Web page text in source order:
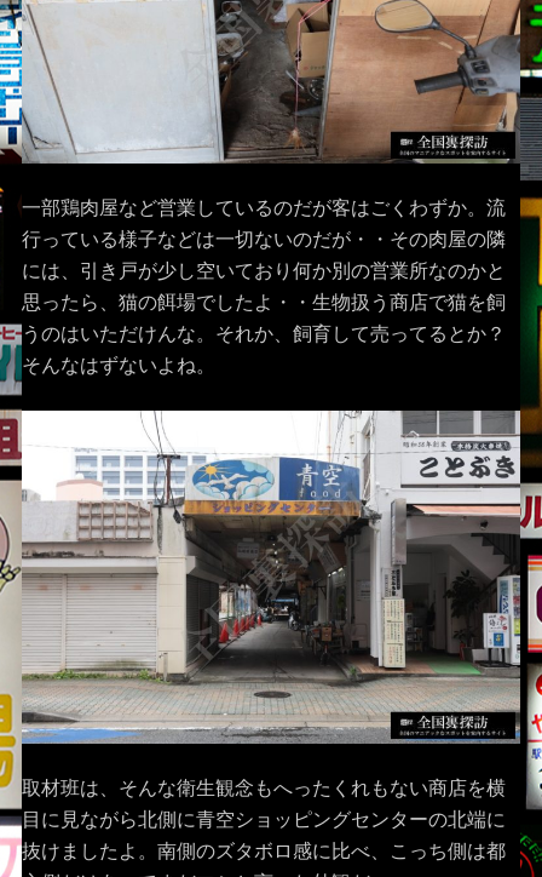
一部鶏肉屋など営業しているのだが客はごくわずか。流
行っている様子などは一切ないのだが・・その肉屋の隣
には、引き戸が少し空いており何か別の営業所なのかと
思ったら、猫の餌場でしたよ・・生物扱う商店で猫を飼
うのはいただけんな。それか、飼育して売ってるとか？
そんなはずないよね。
取材班は、そんな衛生観念もへったくれもない商店を横
目に見ながら北側に青空ショッピングセンターの北端に
抜けましたよ。南側のズタボロ感に比べ、こっち側は都